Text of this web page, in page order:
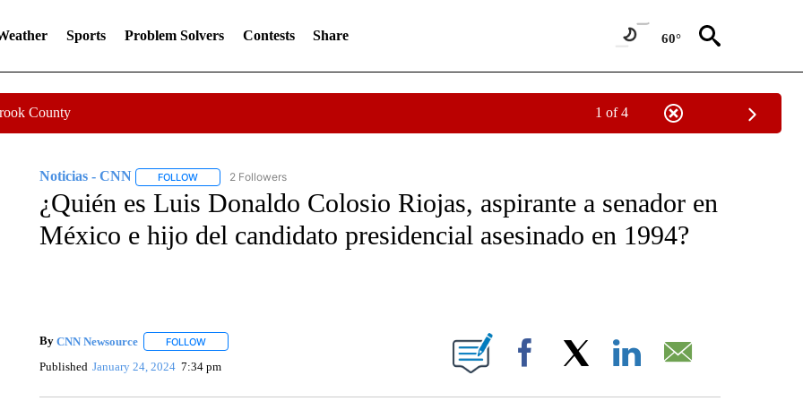
Sports Problem Solvers Contests Share 60°
County 1 of 4
Noticias - CNN FOLLOWFOLLOW "NOTICIAS - CNN" TO RECEIVE NOTIFICATIONS ABOUT NEW PAGES ON "NOTICIAS - CNN".
2 Followers
¿Quién es Luis Donaldo Colosio Riojas, aspirante a senador en
México e hijo del candidato presidencial asesinado en 1994?
By CNN Newsource FOLLOWFOLLOW "" TO RECEIVE NOTIFICATIONS ABOUT NEW PAGES ON "".
Published January 24, 2024 7:34 pm Facebook